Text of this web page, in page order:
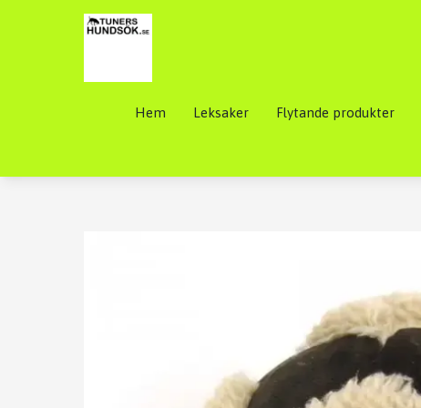
Hem Leksaker Flytande produkter